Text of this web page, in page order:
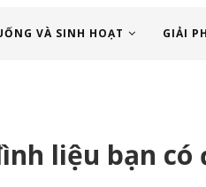
VÀ SINH HOẠT GIẢI
liệu bạn có